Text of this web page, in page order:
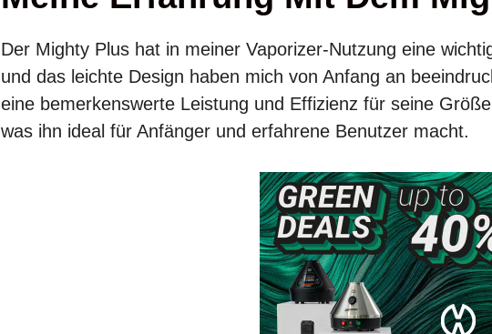
Der Mighty Plus hat in meiner Vaporizer-Nutzung eine
und das leichte Design haben mich von Anfang an
eine bemerkenswerte Leistung und Effizienz für seine
was ihn ideal für Anfänger und erfahrene Benutzer macht.